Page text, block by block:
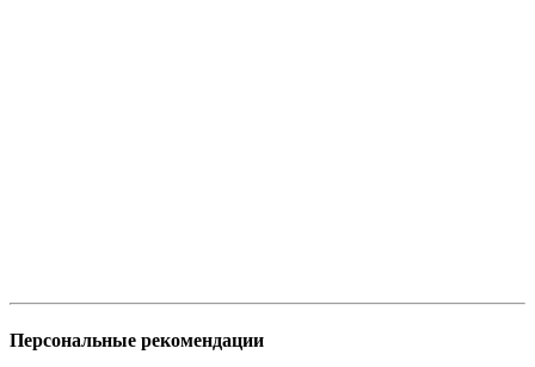
Персональные рекомендации